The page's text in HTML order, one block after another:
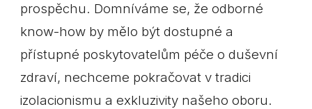
prospěchu. Domníváme se, že odborné
know-how by mělo být dostupné a
přístupné poskytovatelům péče o duševní
zdraví, nechceme pokračovat v tradici
izolacionismu a exkluzivity našeho oboru.